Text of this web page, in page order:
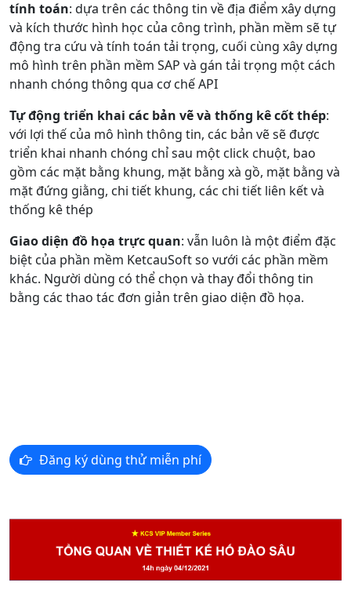
tính toán: dựa trên các thông tin về địa điểm xây dựng
và kích thước hình học của công trình, phần mềm sẽ tự
động tra cứu và tính toán tải trọng, cuối cùng xây dựng
mô hình trên phần mềm SAP và gán tải trọng một cách
nhanh chóng thông qua cơ chế API
Tự động triển khai các bản vẽ và thống kê cốt thép:
với lợi thế của mô hình thông tin, các bản vẽ sẽ được
triển khai nhanh chóng chỉ sau một click chuột, bao
gồm các mặt bằng khung, mặt bằng xà gồ, mặt bằng và
mặt đứng giằng, chi tiết khung, các chi tiết liên kết và
thống kê thép
Giao diện đồ họa trực quan: vẫn luôn là một điểm đặc
biệt của phần mềm KetcauSoft so vưới các phần mềm
khác. Người dùng có thể chọn và thay đổi thông tin
bằng các thao tác đơn giản trên giao diện đồ họa.
Đăng ký dùng thử miễn phí